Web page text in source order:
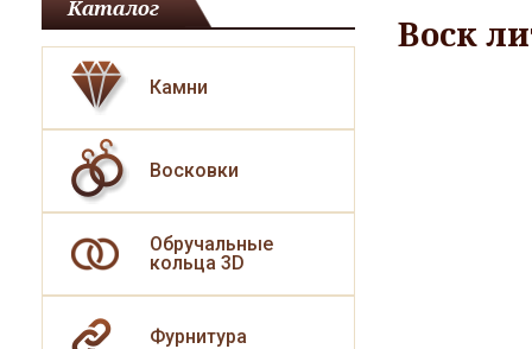
Воск
Каталог
Камни
Восковки
Обручальные
кольца 3D
Фурнитура